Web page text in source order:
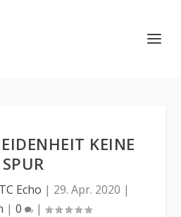
KEINE
SPUR
Echo | 29. Apr. 2020 |
| 0 |